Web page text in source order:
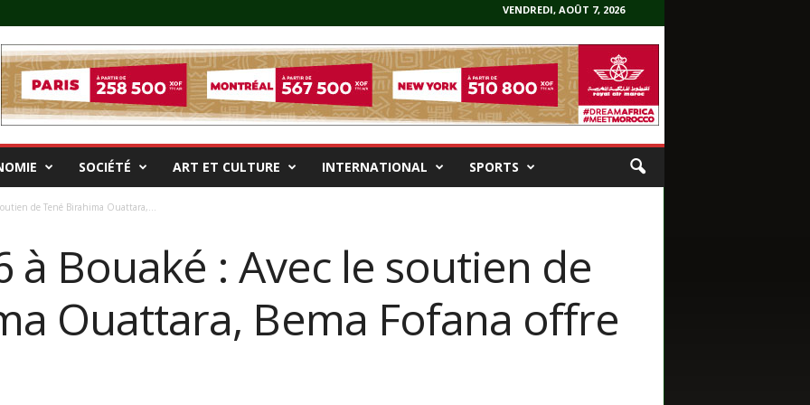
VENDREDI, AOÛT 7, 2026
SOCIÉTÉ ART ET CULTURE INTERNATIONAL SPORTS
de Tené Birahima Ouattara,...
à Bouaké : Avec le soutien de
Ouattara, Bema Fofana offre